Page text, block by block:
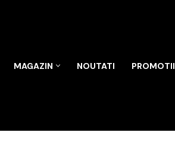
MAGAZIN NOUTATI PROMOTII